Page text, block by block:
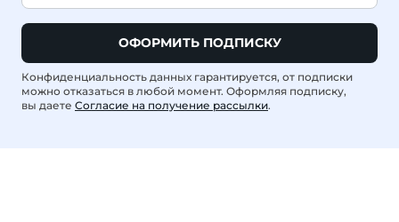
ОФОРМИТЬ ПОДПИСКУ
Конфиденциальность данных гарантируется, от подписки
можно отказаться в любой момент. Оформляя подписку,
вы даете Согласие на получение рассылки.